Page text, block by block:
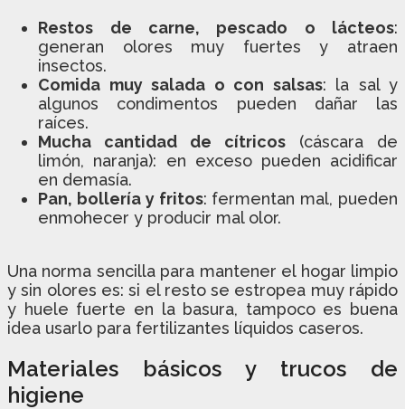
Restos de carne, pescado o lácteos:
generan olores muy fuertes y atraen
insectos.
Comida muy salada o con salsas: la sal y
algunos condimentos pueden dañar las
raíces.
Mucha cantidad de cítricos (cáscara de
limón, naranja): en exceso pueden acidificar
en demasía.
Pan, bollería y fritos: fermentan mal, pueden
enmohecer y producir mal olor.
Una norma sencilla para mantener el hogar limpio
y sin olores es: si el resto se estropea muy rápido
y huele fuerte en la basura, tampoco es buena
idea usarlo para fertilizantes líquidos caseros.
Materiales básicos y trucos de
higiene